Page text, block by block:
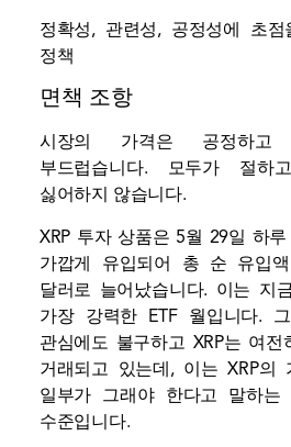
정확성, 관련성, 공정성에 초
정책
면책 조항
시장의 가격은 공정하고
부드럽습니다. 모두가 절하
싫어하지 않습니다.
XRP 투자 상품은 5월 29일 하
가깝게 유입되어 총 순 유입
달러로 늘어났습니다. 이는 지
가장 강력한 ETF 월입니다.
관심에도 불구하고 XRP는 여
거래되고 있는데, 이는 XRP의
일부가 그래야 한다고 말하
수준입니다.